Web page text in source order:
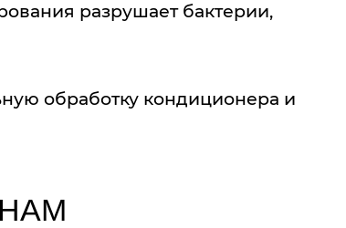
разрушает бактерии,
обработку кондиционера и